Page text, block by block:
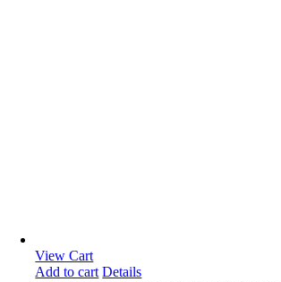
View Cart
Add to cart Details